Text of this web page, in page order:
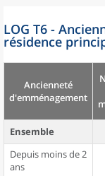
LOG T6 -
résidence
Ancienneté
d'emménagement
Ensemble
Depuis moins de 2
ans